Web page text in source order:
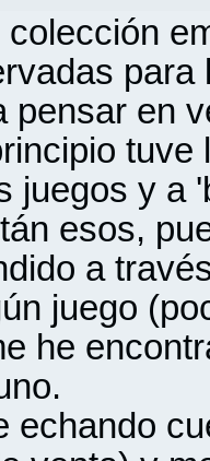
colección
pensar en
juegos y a
esos,
a
juego
he
echando